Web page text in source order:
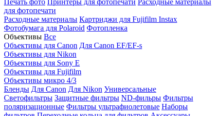
Печать фото Принтеры для фотопечати Расходные материалы
для фотопечати
Расходные материалы Картриджи для Fujifilm Instax
Фотобумага для Polaroid Фотопленка
Объективы Все
Объективы для Canon Для Canon EF/EF-s
Объективы для Nikon
Объективы для Sony E
Объективы для Fujifilm
Объективы микро 4/3
Бленды Для Canon Для Nikon Универсальные
Светофильтры Защитные фильтры ND-фильры Фильтры
поляризационные Фильтры ультрафиолетовые Наборы